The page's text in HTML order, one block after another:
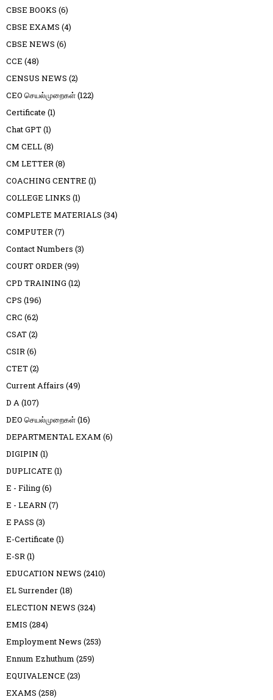
CBSE BOOKS (6)
CBSE EXAMS (4)
CBSE NEWS (6)
CCE (48)
CENSUS NEWS (2)
CEO செயல்முறைகள்(122)
Certificate (1)
Chat GPT(1)
CM CELL(8)
CM LETTER(8)
COACHING CENTRE (1)
COLLEGE LINKS (1)
COMPLETE MATERIALS (34)
COMPUTER(7)
Contact Numbers (3)
COURT ORDER(99)
CPD TRAINING (12)
CPS (196)
CRC (62)
CSAT(2)
CSIR(6)
CTET(2)
Current Affairs (49)
D A(107)
DEO செயல்முறைகள்(16)
DEPARTMENTAL EXAM (6)
DIGIPIN (1)
DUPLICATE (1)
E - Filing(6)
E - LEARN (7)
E PASS (3)
E-Certificate (1)
E-SR(1)
EDUCATION NEWS (2410)
EL Surrender(18)
ELECTION NEWS (324)
EMIS (284)
Employment News (253)
Ennum Ezhuthum (259)
EQUIVALENCE (23)
EXAMS (258)